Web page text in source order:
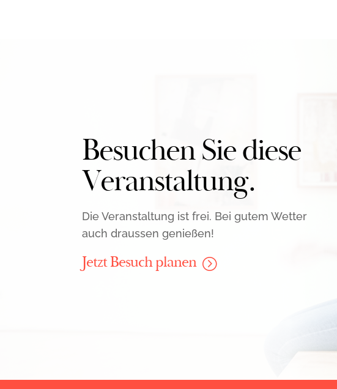
Besuchen Sie diese
Veran­staltung.
Die Veranstaltung ist frei. Bei gutem Wetter
auch draussen genießen!
Jetzt Besuch planen